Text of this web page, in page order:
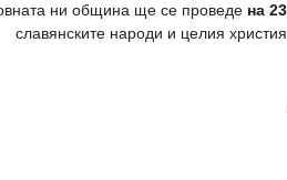
ни община ще се проведе на
славянските народи и целия